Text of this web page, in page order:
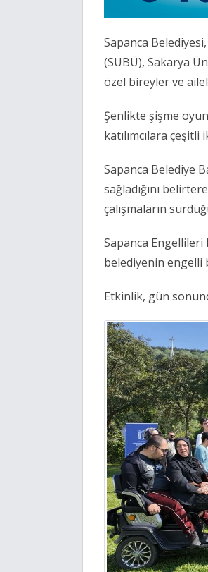
Sapanca
(SUBÜ), Sakarya
özel bireyler ve
Şenlikte şişme
katılımcılara
Sapanca Belediye
sağladığını
çalışmaların
Sapanca Engellileri
belediyenin
Etkinlik, gün